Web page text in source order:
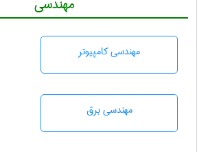
مهندسی كامپيوتر
مهندسی برق